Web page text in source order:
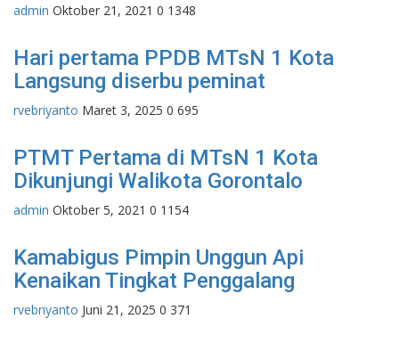
admin Oktober 21, 2021 0 1348
Hari pertama PPDB MTsN 1 Kota
Langsung diserbu peminat
rvebriyanto Maret 3, 2025 0 695
PTMT Pertama di MTsN 1 Kota
Dikunjungi Walikota Gorontalo
admin Oktober 5, 2021 0 1154
Kamabigus Pimpin Unggun Api
Kenaikan Tingkat Penggalang
rvebriyanto Juni 21, 2025 0 371